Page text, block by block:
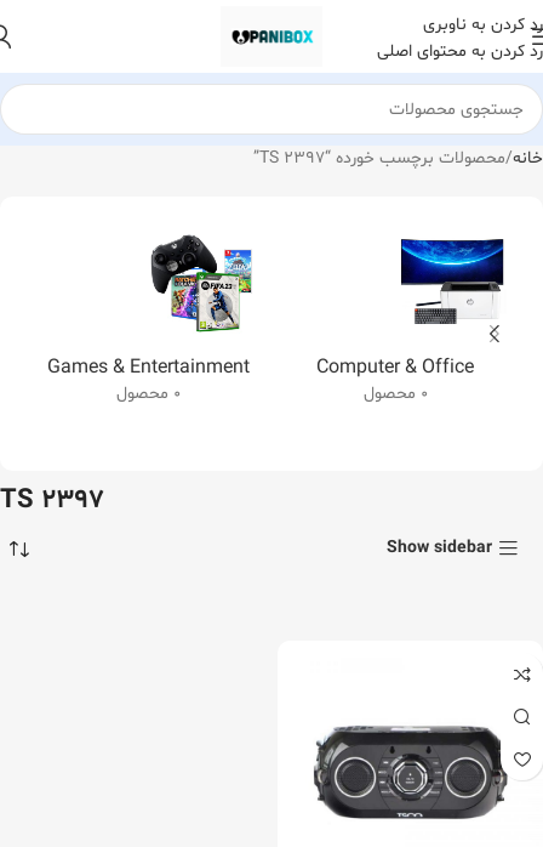
رد کردن به ناوبری
رد کردن به محتوای اصلی
خانه محصولات برچسب خورده “TS 2397”
Computer & Office
0 محصول
Games & Entertainment
0 محصول
TS 2397
Show sidebar